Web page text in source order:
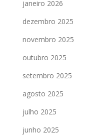
janeiro 2026
dezembro 2025
novembro 2025
outubro 2025
setembro 2025
agosto 2025
julho 2025
junho 2025